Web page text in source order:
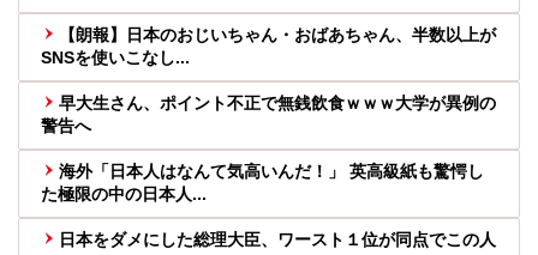
【朗報】日本のおじいちゃん・おばあちゃん、半数以上が
SNSを使いこなし...
早大生さん、ポイント不正で無銭飲食ｗｗｗ大学が異例の
警告へ
海外「日本人はなんて気高いんだ！」 英高級紙も驚愕し
た極限の中の日本人...
日本をダメにした総理大臣、ワースト１位が同点でこの人